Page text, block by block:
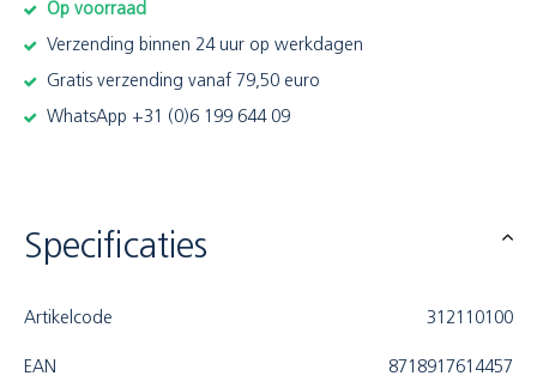
Op voorraad
Verzending binnen 24 uur op werkdagen
Gratis verzending vanaf 79,50 euro
WhatsApp +31 (0)6 199 644 09
Specificaties
Artikelcode 312110100
EAN 8718917614457